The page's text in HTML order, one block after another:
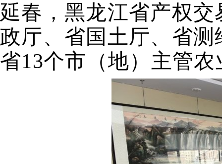
延春，黑龙江省产权
政厅、省国土厅、省
省13个市（地）主管